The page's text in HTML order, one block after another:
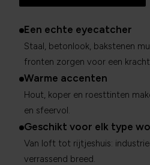
Een echte eyecatcher
Staal, betonlook, bakstenen
fronten zorgen voor een
Warme accenten
Hout, koper en roesttinten
en sfeervol.
Geschikt voor elk type
Van loft tot rijtjeshuis:
verrassend breed.